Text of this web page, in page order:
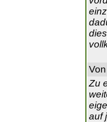
Von
Zu
auf